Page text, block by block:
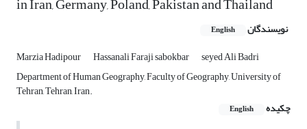
نویسندگان English
Marzia Hadipour Hassanali Faraji sabokbar
seyed Ali Badri
Department of Human Geography, Faculty of Geography, University of
Tehran, Tehran, Iran.
چکیده
English